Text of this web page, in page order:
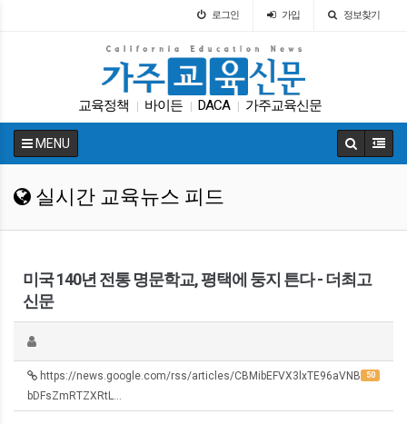
로그인 가입 정보찾기
교육정책 바이든 DACA 가주교육신문
교육구 휴교 UC ACT 다카 SAT
MENU
실시간 교육뉴스 피드
미국 140년 전통 명문학교, 평택에 둥지 튼다 - 더최고
신문
50
https://news.google.com/rss/articles/CBMibEFVX3lxTE96aVNB
bDFsZmRTZXRtL…